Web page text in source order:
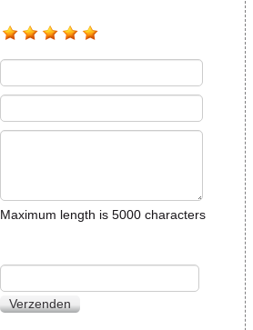
Maximum length is 5000 characters
Verzenden